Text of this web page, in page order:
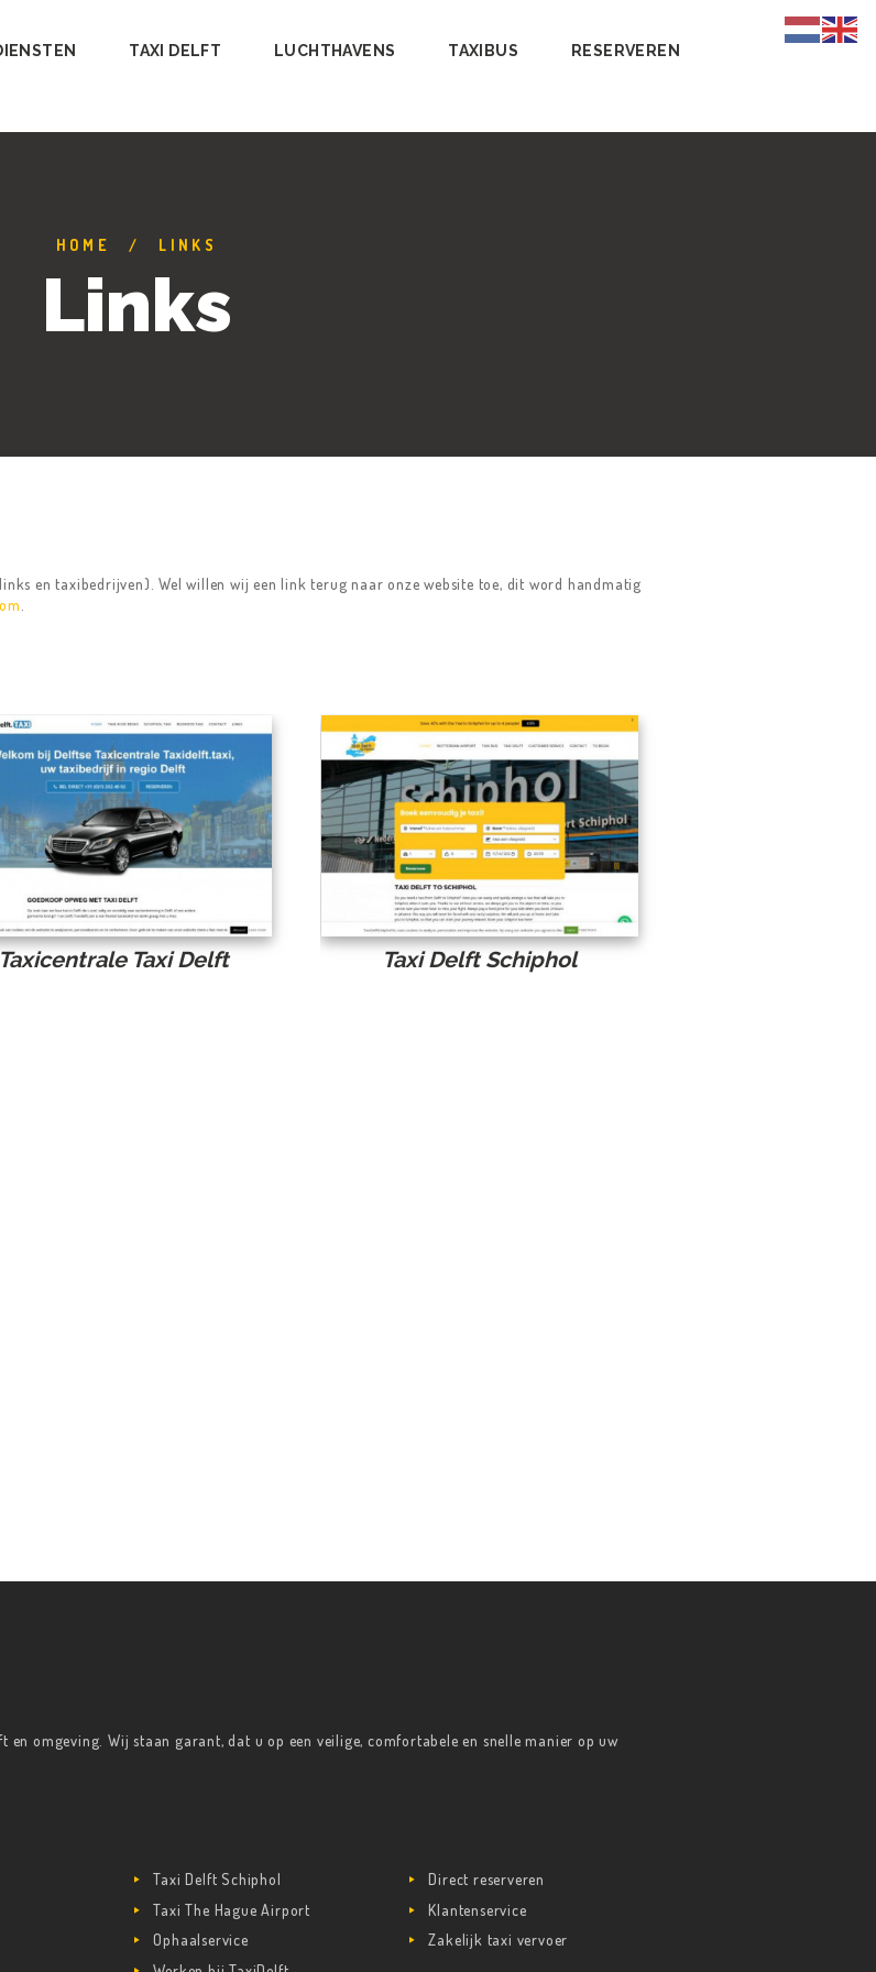
TAXI DELFT LUCHTHAVENS TAXIBUS
RESERVEREN
HOME LINKS
Links
en taxibedrijven). Wel willen wij een link terug naar onze website toe, dit word handmatig
Taxicentrale Taxi Delft Taxi Delft Schiphol
omgeving. Wij staan garant, dat u op een veilige, comfortabele en snelle manier op uw
Taxi Delft Schiphol
Taxi The Hague Airport
Ophaalservice
Direct reserveren
Klantenservice
Zakelijk taxi vervoer